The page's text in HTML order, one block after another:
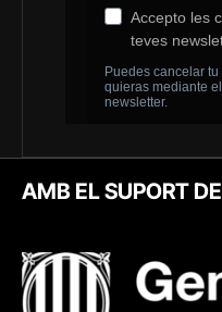
AMB EL SUPORT DE